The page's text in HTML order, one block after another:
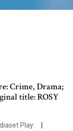
Crime, Drama;
title: ROSY
Play: